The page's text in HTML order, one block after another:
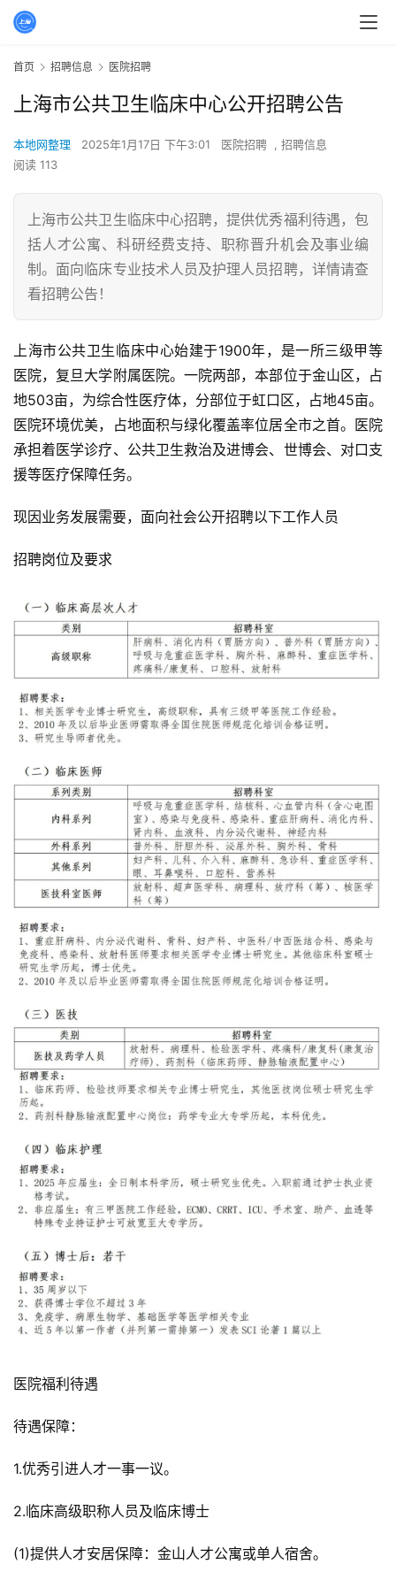
首页 招聘信息 医院招聘
上海市公共卫生临床中心公开招聘公告
本地网整理 2025年1月17日 下午3:01 医院招聘 , 招聘信息
阅读 113
上海市公共卫生临床中心招聘，提供优秀福利待遇，包
括人才公寓、科研经费支持、职称晋升机会及事业编
制。面向临床专业技术人员及护理人员招聘，详情请查
看招聘公告！
上海市公共卫生临床中心始建于1900年，是一所三级甲等
医院，复旦大学附属医院。一院两部，本部位于金山区，占
地503亩，为综合性医疗体，分部位于虹口区，占地45亩。
医院环境优美，占地面积与绿化覆盖率位居全市之首。医院
承担着医学诊疗、公共卫生救治及进博会、世博会、对口支
援等医疗保障任务。
现因业务发展需要，面向社会公开招聘以下工作人员
招聘岗位及要求
医院福利待遇
待遇保障：
1.优秀引进人才一事一议。
2.临床高级职称人员及临床博士
(1)提供人才安居保障：金山人才公寓或单人宿舍。